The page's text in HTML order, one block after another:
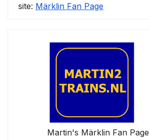
site: Märklin Fan Page
Martin's Märklin Fan Page